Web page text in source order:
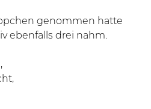
genommen hatte
ebenfalls drei nahm.